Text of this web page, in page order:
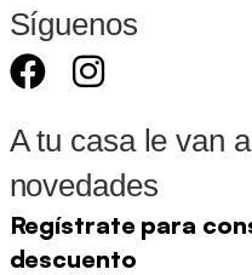
Síguenos
A tu casa le van
novedades
Regístrate para
descuento